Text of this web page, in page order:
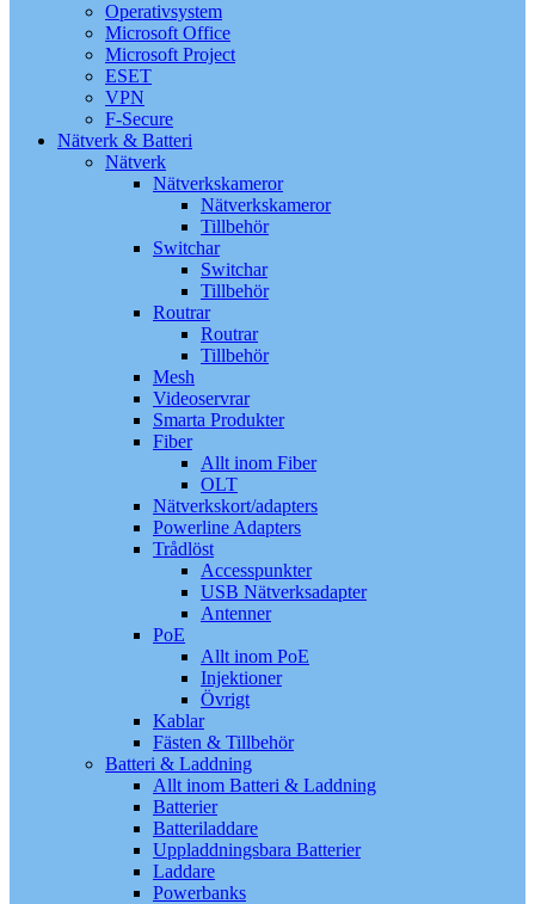
Operativsystem
Microsoft Office
Microsoft Project
ESET
VPN
F-Secure
Nätverk & Batteri
Nätverk
Nätverkskameror
Nätverkskameror
Tillbehör
Switchar
Switchar
Tillbehör
Routrar
Routrar
Tillbehör
Mesh
Videoservrar
Smarta Produkter
Fiber
Allt inom Fiber
OLT
Nätverkskort/adapters
Powerline Adapters
Trådlöst
Accesspunkter
USB Nätverksadapter
Antenner
PoE
Allt inom PoE
Injektioner
Övrigt
Kablar
Fästen & Tillbehör
Batteri & Laddning
Allt inom Batteri & Laddning
Batterier
Batteriladdare
Uppladdningsbara Batterier
Laddare
Powerbanks